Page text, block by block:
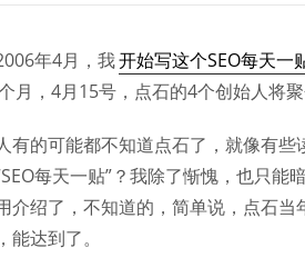
年4月，我开始写这个SEO每天一
月，4月15号，点石的4个创始人将
有的可能都不知道点石了，就像有
每天一贴”？我除了惭愧，也只
介绍了，不知道的，简单说，点石
能达到了。